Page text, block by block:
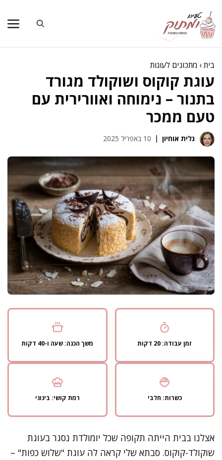
לתוכן
בית› מתכונים לעוגות
עוגת קוקוס ושוקולד מגורד
בתנור – נימוחה ואוורירית עם
טעם ממכר
גלית אוחיון 10 באפריל 2025
זמן עבודה: 20 דקות משך הכנה: שעה ו-40 דקות
כשרות: חלבי רמת קושי: בינוני
אצלנו בבית הייתה תקופה שכל יומולדת נסגר בעוגת
שוקולד-קוקוס. סבתא שלי קראה לה עוגת "שלוש כפות" –